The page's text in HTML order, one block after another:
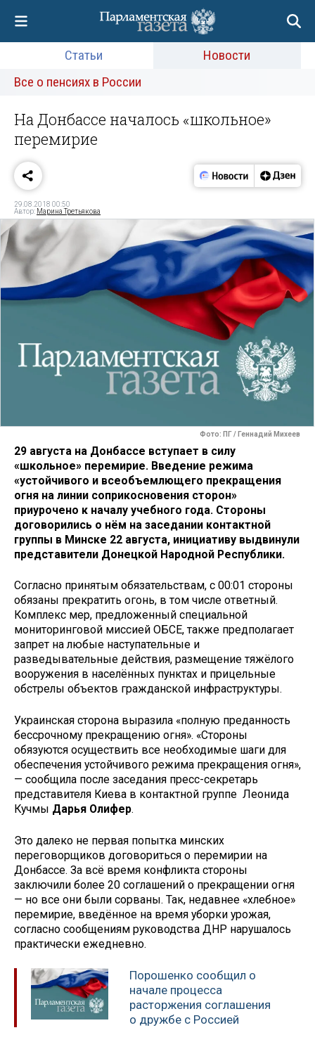
Статьи
Новости
Все о пенсиях в России
На Донбассе началось «школьное»
перемирие
29.08.2018 00:50
Автор: Марина Третьякова
Фото: ПГ / Геннадий Михеев
29 августа на Донбассе вступает в силу
«школьное» перемирие. Введение режима
«устойчивого и всеобъемлющего прекращения
огня на линии соприкосновения сторон»
приурочено к началу учебного года. Стороны
договорились о нём на заседании контактной
группы в Минске 22 августа, инициативу выдвинули
представители Донецкой Народной Республики.
Согласно принятым обязательствам, с 00:01 стороны
обязаны прекратить огонь, в том числе ответный.
Комплекс мер, предложенный специальной
мониторинговой миссией ОБСЕ, также предполагает
запрет на любые наступательные и
разведывательные действия, размещение тяжёлого
вооружения в населённых пунктах и прицельные
обстрелы объектов гражданской инфраструктуры.
Украинская сторона выразила «полную преданность
бессрочному прекращению огня». «Стороны
обязуются осуществить все необходимые шаги для
обеспечения устойчивого режима прекращения огня»,
— сообщила после заседания пресс-секретарь
представителя Киева в контактной группе Леонида
Кучмы Дарья Олифер.
Это далеко не первая попытка минских
переговорщиков договориться о перемирии на
Донбассе. За всё время конфликта стороны
заключили более 20 соглашений о прекращении огня
— но все они были сорваны. Так, недавнее «хлебное»
перемирие, введённое на время уборки урожая,
согласно сообщениям руководства ДНР нарушалось
практически ежедневно.
Порошенко сообщил о
начале процесса
расторжения соглашения
о дружбе с Россией